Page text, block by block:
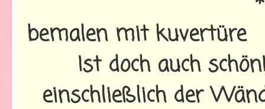
bemalen mit kuvertüre
Ist doch auch
einschließlich der